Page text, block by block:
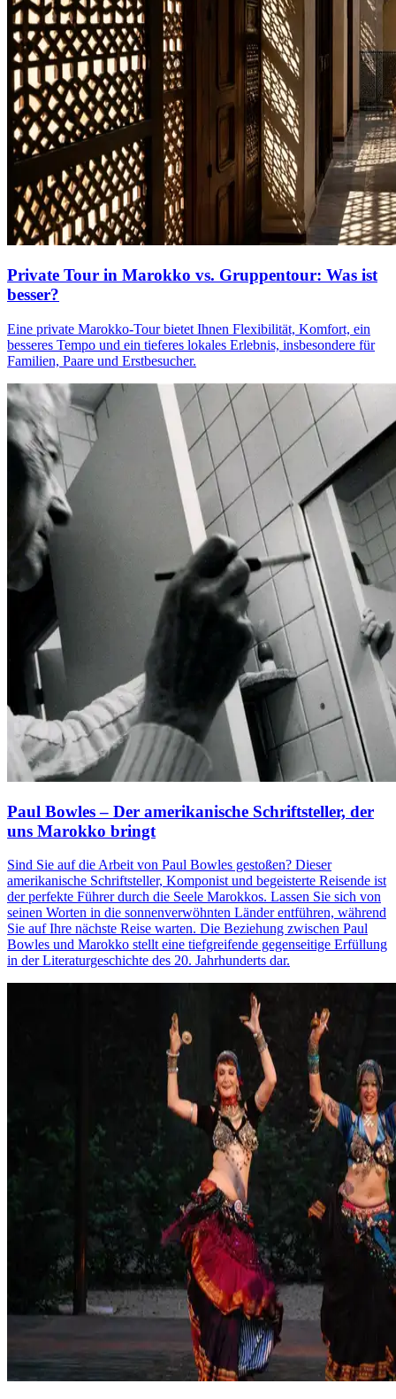
Private Tour in Marokko vs. Gruppentour: Was ist
besser?
Eine private Marokko-Tour bietet Ihnen Flexibilität, Komfort, ein
besseres Tempo und ein tieferes lokales Erlebnis, insbesondere für
Familien, Paare und Erstbesucher.
Paul Bowles – Der amerikanische Schriftsteller, der
uns Marokko bringt
Sind Sie auf die Arbeit von Paul Bowles gestoßen? Dieser
amerikanische Schriftsteller, Komponist und begeisterte Reisende ist
der perfekte Führer durch die Seele Marokkos. Lassen Sie sich von
seinen Worten in die sonnenverwöhnten Länder entführen, während
Sie auf Ihre nächste Reise warten. Die Beziehung zwischen Paul
Bowles und Marokko stellt eine tiefgreifende gegenseitige Erfüllung
in der Literaturgeschichte des 20. Jahrhunderts dar.